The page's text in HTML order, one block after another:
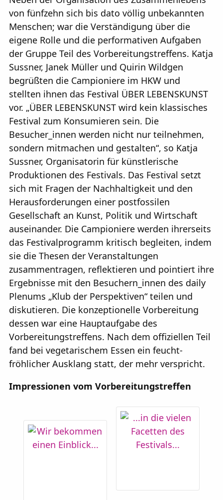
von fünfzehn sich bis dato völlig unbekannten
Menschen; war die Verständigung über die
eigene Rolle und die performativen Aufgaben
der Gruppe Teil des Vorbereitungstreffens. Katja
Sussner, Janek Müller und Quirin Wildgen
begrüßten die Campioniere im HKW und
stellten ihnen das Festival ÜBER LEBENSKUNST
vor. „ÜBER LEBENSKUNST wird kein klassisches
Festival zum Konsumieren sein. Die
Besucher_innen werden nicht nur teilnehmen,
sondern mitmachen und gestalten“, so Katja
Sussner, Organisatorin für künstlerische
Produktionen des Festivals. Das Festival setzt
sich mit Fragen der Nachhaltigkeit und den
Herausforderungen einer postfossilen
Gesellschaft an Kunst, Politik und Wirtschaft
auseinander. Die Campioniere werden ihrerseits
das Festivalprogramm kritisch begleiten, indem
sie die Thesen der Veranstaltungen
zusammentragen, reflektieren und pointiert ihre
Ergebnisse mit den Besuchern_innen des daily
Plenums „Klub der Perspektiven“ teilen und
diskutieren. Die konzeptionelle Vorbereitung
dessen war eine Hauptaufgabe des
Vorbereitungstreffens. Nach dem offiziellen Teil
fand bei vegetarischem Essen ein feucht-
fröhlicher Ausklang statt, der mehr verspricht.
Impressionen vom Vorbereitungstreffen